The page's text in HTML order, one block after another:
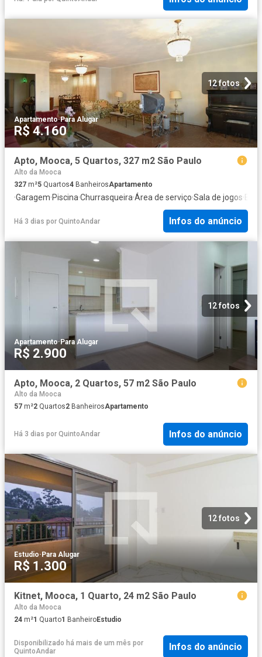
12 fotos
Apartamento·Para Alugar
R$ 4.160
Apto, Mooca, 5 Quartos, 327 m2 São Paulo
Alto da Mooca
327 m²5 Quartos4 BanheirosApartamento
·Garagem·Piscina·Churrasqueira·Área de serviço·Sala de jogos·
Há 3 dias por QuintoAndar Infos do anúncio
12 fotos
Apartamento·Para Alugar
R$ 2.900
Apto, Mooca, 2 Quartos, 57 m2 São Paulo
Alto da Mooca
57 m²2 Quartos2 BanheirosApartamento
Há 3 dias por QuintoAndar Infos do anúncio
12 fotos
Estudio· Para Alugar
R$ 1.300
Kitnet, Mooca, 1 Quarto, 24 m2 São Paulo
Alto da Mooca
24 m²1 Quarto1 BanheiroEstudio
Disponibilizado há mais de um mês por
QuintoAndar
Infos do anúncio